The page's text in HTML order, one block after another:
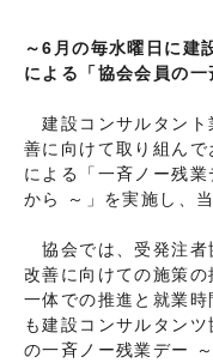
～6月の毎水曜日に建
による「協会会員の
建設コンサルタント
善に向けて取り組ん
による「一斉ノー残
から ～」を実施し、
協会では、受発注者
改善に向けての施策
一体での推進と就業
も建設コンサルタン
の一斉ノー残業デー